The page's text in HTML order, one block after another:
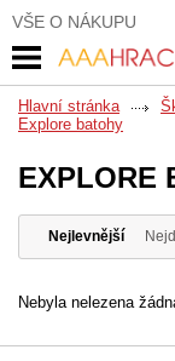
VŠE O NÁKUPU
Hlavní stránka
Explore batohy
EXPLORE
Nejlevnější
Nebyla nelezena